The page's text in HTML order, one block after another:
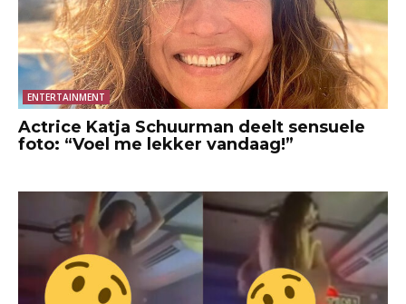
ENTERTAINMENT
Actrice Katja Schuurman deelt sensuele
foto: “Voel me lekker vandaag!”